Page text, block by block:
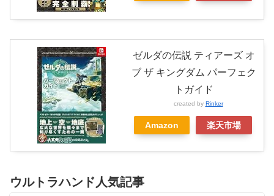
ゼルダの伝説 ティアーズ オ
ブ ザ キングダム パーフェク
トガイド
created by Rinker
Amazon 楽天市場
ウルトラハンド人気記事